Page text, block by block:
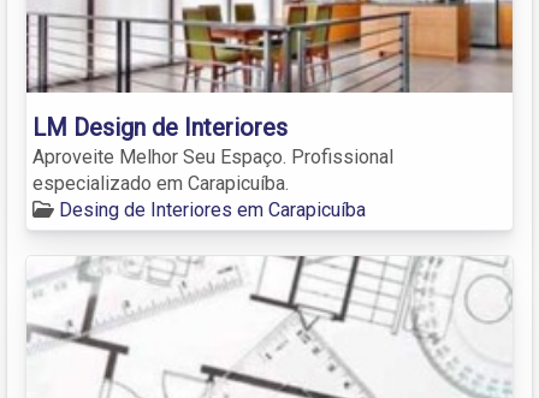
LM Design de Interiores
Aproveite Melhor Seu Espaço. Profissional
especializado em Carapicuíba.
Desing de Interiores em Carapicuíba